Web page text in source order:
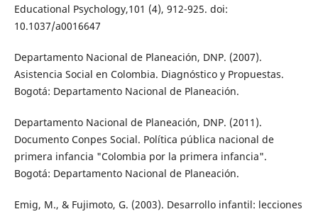
Educational Psychology,101 (4), 912-925. doi:
10.1037/a0016647
Departamento Nacional de Planeación, DNP. (2007).
Asistencia Social en Colombia. Diagnóstico y Propuestas.
Bogotá: Departamento Nacional de Planeación.
Departamento Nacional de Planeación, DNP. (2011).
Documento Conpes Social. Política pública nacional de
primera infancia "Colombia por la primera infancia".
Bogotá: Departamento Nacional de Planeación.
Emig, M., & Fujimoto, G. (2003). Desarrollo infantil: lecciones